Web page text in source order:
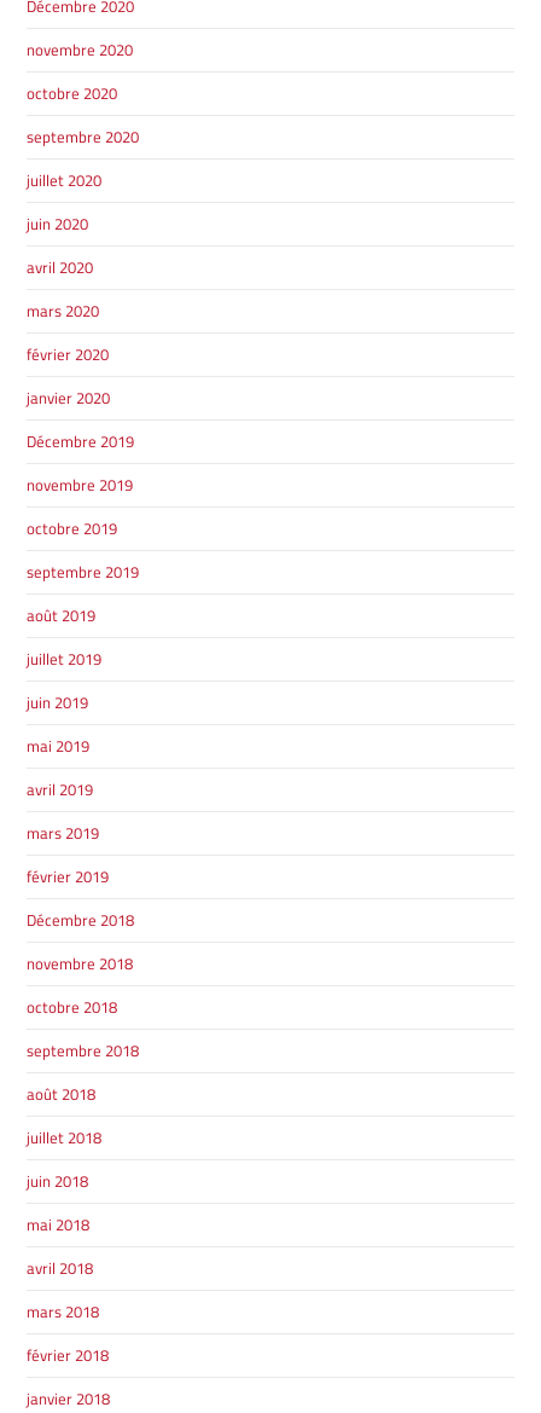
Décembre 2020
novembre 2020
octobre 2020
septembre 2020
juillet 2020
juin 2020
avril 2020
mars 2020
février 2020
janvier 2020
Décembre 2019
novembre 2019
octobre 2019
septembre 2019
août 2019
juillet 2019
juin 2019
mai 2019
avril 2019
mars 2019
février 2019
Décembre 2018
novembre 2018
octobre 2018
septembre 2018
août 2018
juillet 2018
juin 2018
mai 2018
avril 2018
mars 2018
février 2018
janvier 2018